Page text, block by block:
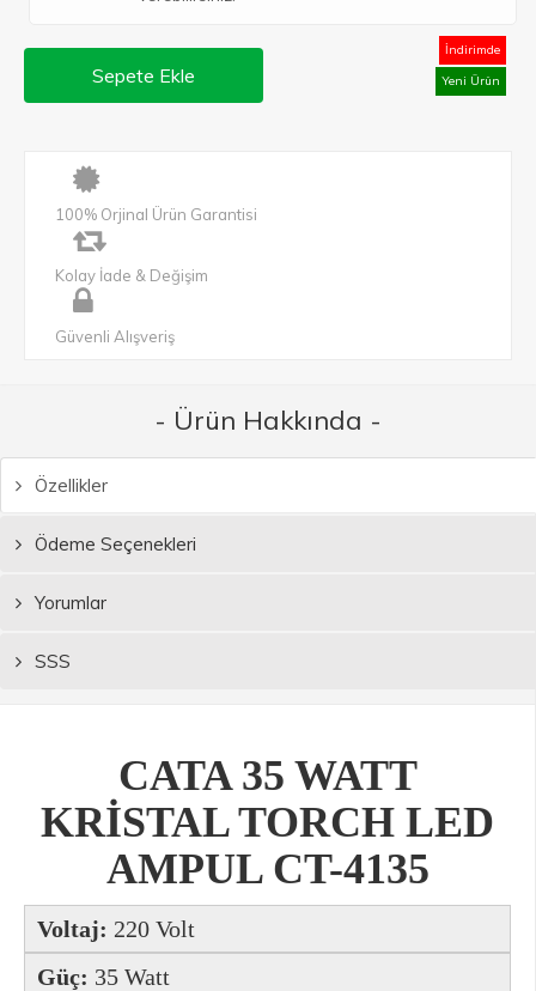
Sepete Ekle
İndirimde
Yeni Ürün
100% Orjinal Ürün Garantisi
Kolay İade & Değişim
Güvenli Alışveriş
- Ürün Hakkında -
Özellikler
Ödeme Seçenekleri
Yorumlar
SSS
CATA 35 WATT
KRİSTAL TORCH LED
AMPUL CT-4135
Voltaj: 220 Volt
Güç: 35 Watt